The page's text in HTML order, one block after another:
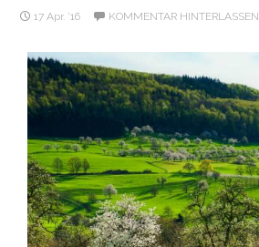
17 Apr. ’16 KOMMENTAR HINTERLASSEN